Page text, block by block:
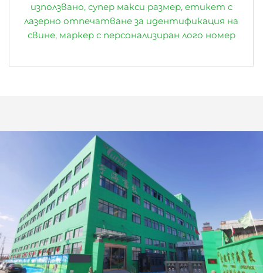
използвано, супер макси размер, етикет с
лазерно отпечатване за идентификация на
свине, маркер с персонализиран лого номер